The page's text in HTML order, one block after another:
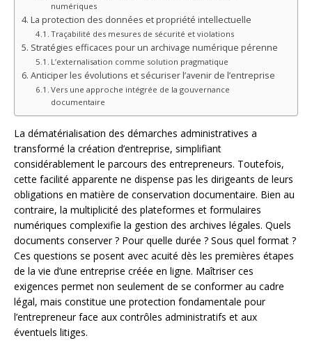
numériques
La protection des données et propriété intellectuelle
Traçabilité des mesures de sécurité et violations
Stratégies efficaces pour un archivage numérique pérenne
L’externalisation comme solution pragmatique
Anticiper les évolutions et sécuriser l’avenir de l’entreprise
Vers une approche intégrée de la gouvernance
documentaire
La dématérialisation des démarches administratives a
transformé la création d’entreprise, simplifiant
considérablement le parcours des entrepreneurs. Toutefois,
cette facilité apparente ne dispense pas les dirigeants de leurs
obligations en matière de conservation documentaire. Bien au
contraire, la multiplicité des plateformes et formulaires
numériques complexifie la gestion des archives légales. Quels
documents conserver ? Pour quelle durée ? Sous quel format ?
Ces questions se posent avec acuité dès les premières étapes
de la vie d’une entreprise créée en ligne. Maîtriser ces
exigences permet non seulement de se conformer au cadre
légal, mais constitue une protection fondamentale pour
l’entrepreneur face aux contrôles administratifs et aux
éventuels litiges.